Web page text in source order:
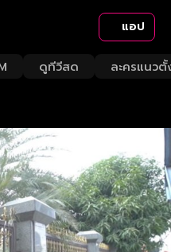
แอป
ดูทีวีสด ละครแนวตั้